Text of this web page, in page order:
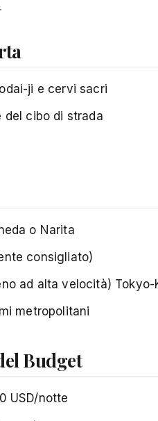
ji e cervi sacri
del cibo di strada
o Narita
consigliato)
ad alta velocità) Tokyo-
metropolitani
Budget
USD/notte